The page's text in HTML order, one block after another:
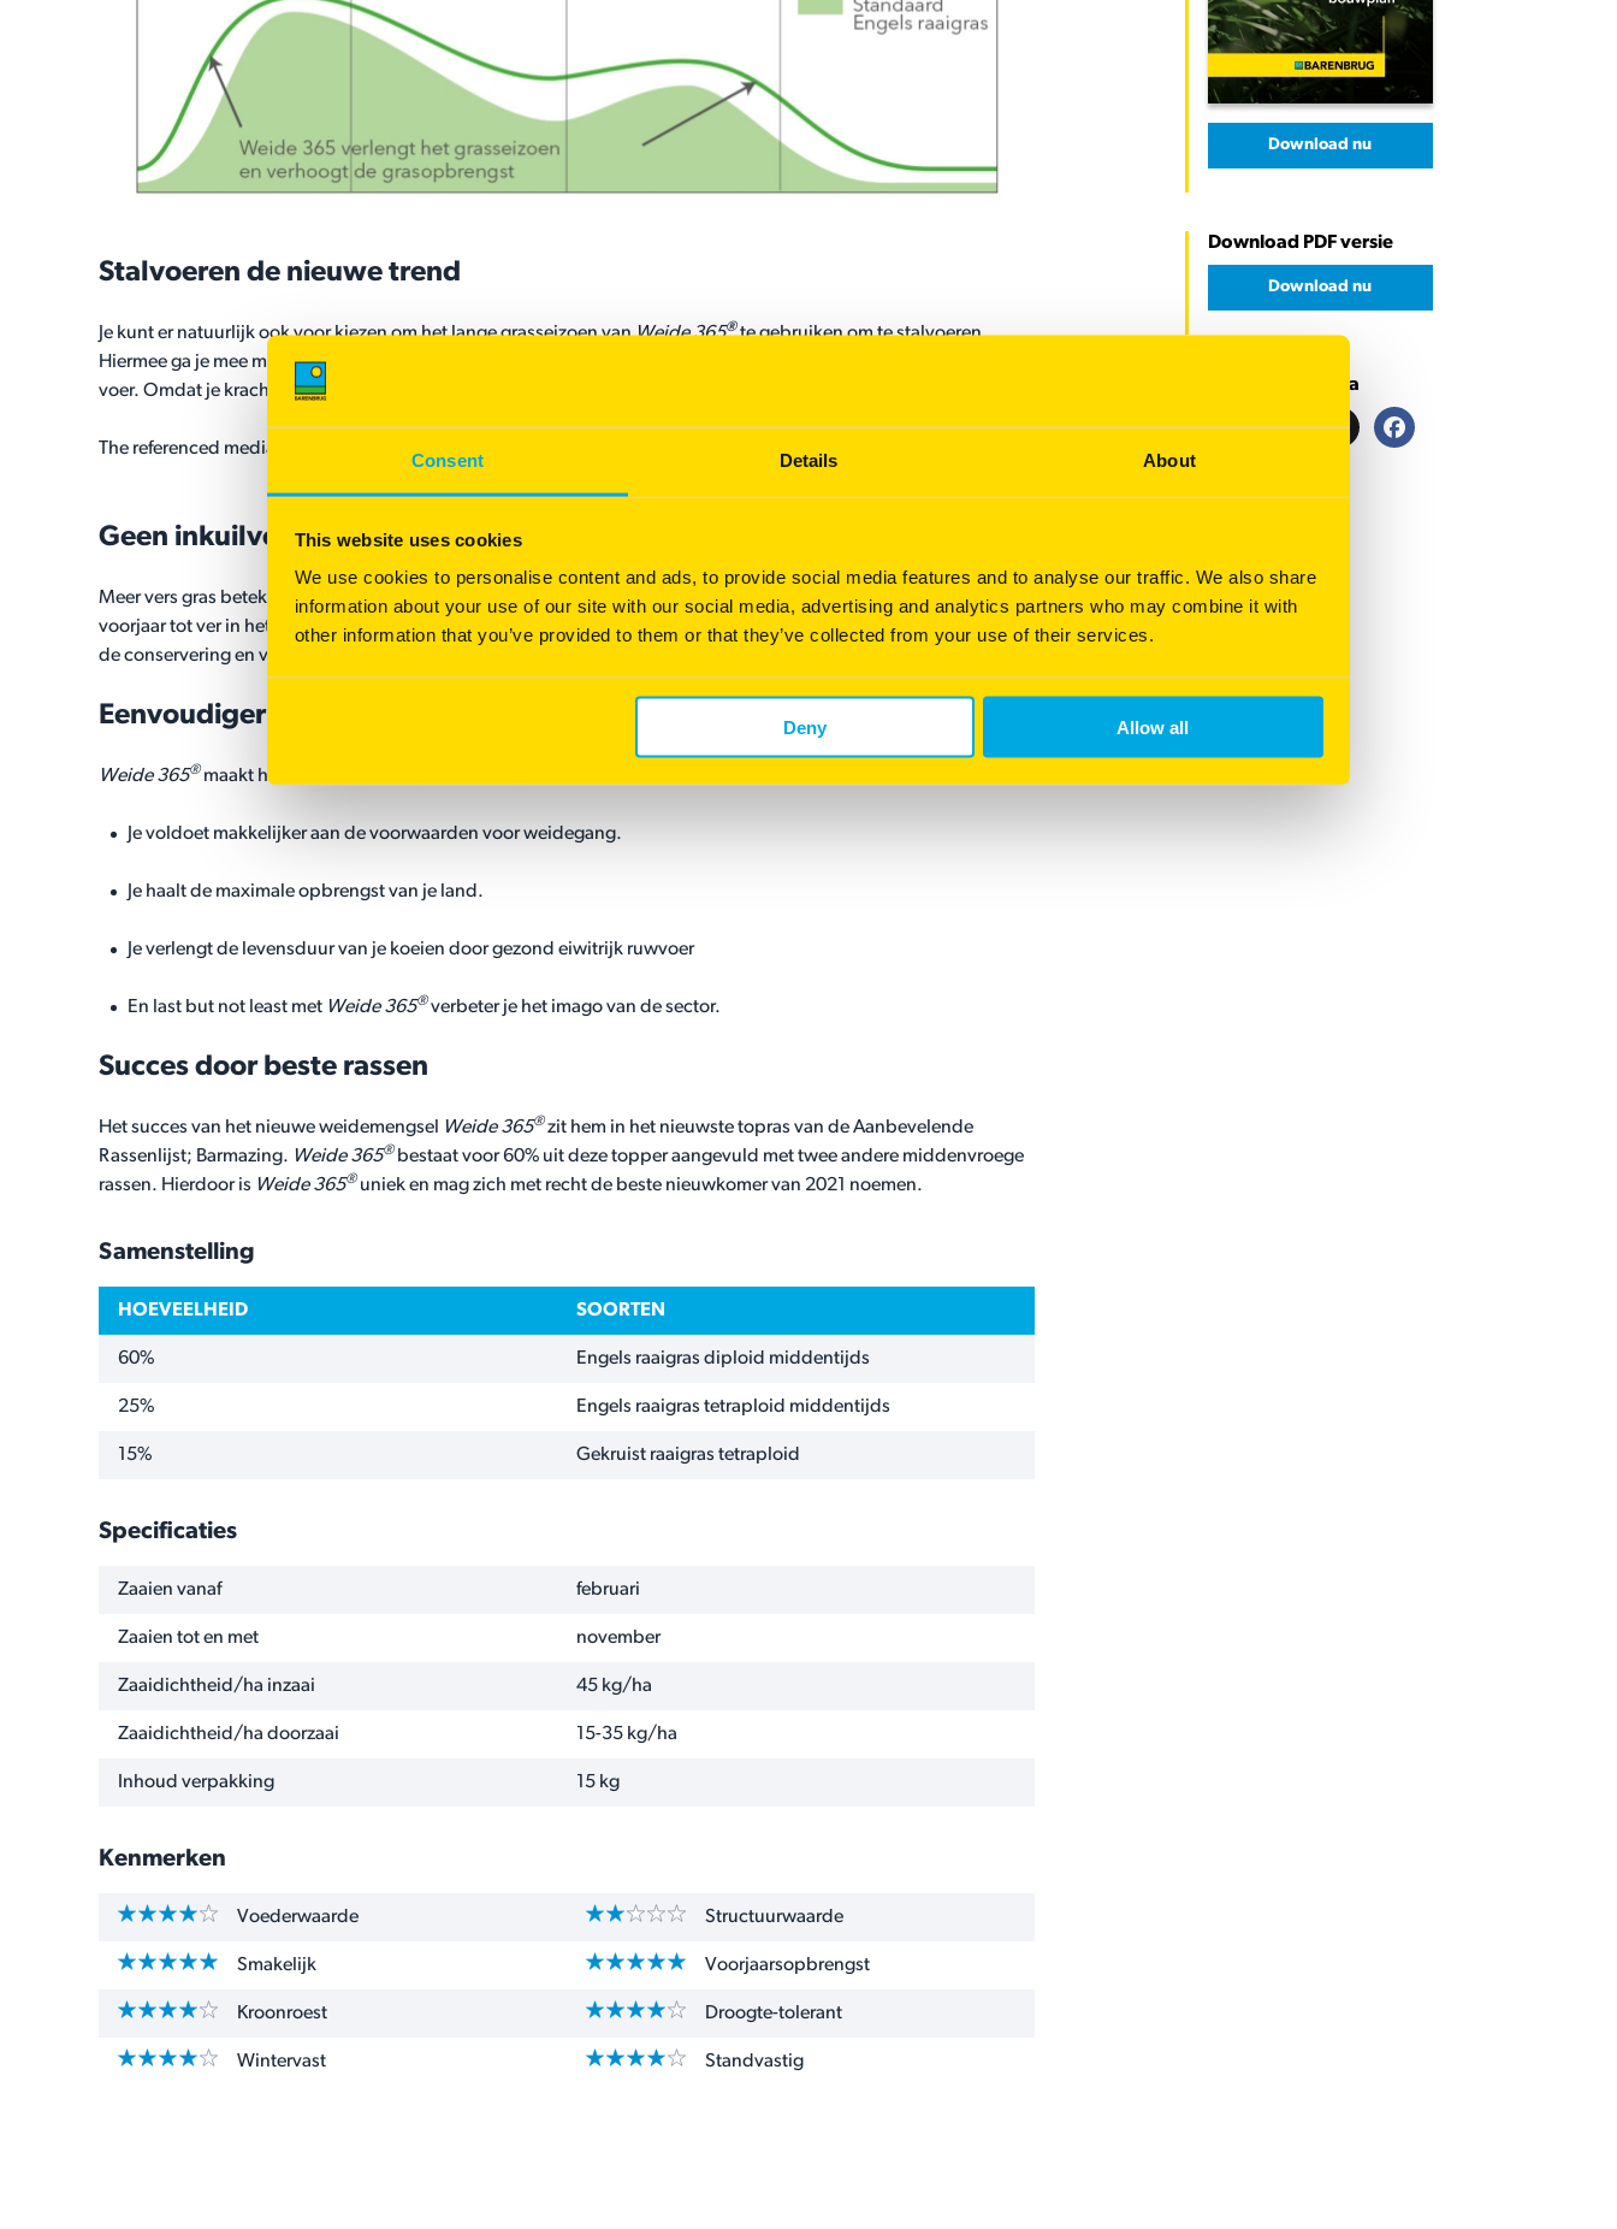
Consent Details About
This website uses cookies
We use cookies to personalise content and ads, to provide social media features and to analyse our traffic. We also share
information about your use of our site with our social media, advertising and analytics partners who may combine it with
other information that you’ve provided to them or that they’ve collected from your use of their services.
Deny Allow all
Stalvoeren de nieuwe trend
Je kunt er natuurlijk ook voor kiezen om het lange grasseizoen vanWeide 365® te gebruiken om te stalvoeren.
Hiermee ga je mee met de nieuwe trend om eiwit van eigen land beter te benutten en dus meer te melken van eigen
voer. Omdat je krachtvoeraankopen dalen is dit financieel erg aantrekkelijk.
The referenced media source is missing and needs to be re-embedded.
Geen inkuilverliezen en inkuilkosten
Meer vers gras betekent automatisch dat je minder graskuil nodig hebt. Je beschikt immers van vroeg in het
voorjaar tot ver in het najaar van smakelijk vers gras. Hiermee voorkom je voederwaarde verlies dat optreed tijdens
de conservering en verlies door broei en schimmels. Bovendien bespaar je ook op loonwerkkosten.
Eenvoudiger boeren
Weide 365®maakt het boeren een stukje eenvoudiger.
Je voldoet makkelijker aan de voorwaarden voor weidegang.
Je haalt de maximale opbrengst van je land.
Je verlengt de levensduur van je koeien door gezond eiwitrijk ruwvoer
En last but not least met Weide 365® verbeter je het imago van de sector.
Succes door beste rassen
Het succes van het nieuwe weidemengsel Weide 365® zit hem in het nieuwste topras van de Aanbevelende
Rassenlijst; Barmazing. Weide 365® bestaat voor 60% uit deze topper aangevuld met twee andere middenvroege
rassen. Hierdoor is Weide 365® uniek en mag zich met recht de beste nieuwkomer van 2021 noemen.
Samenstelling
HOEVEELHEID SOORTEN
60% Engels raaigras diploid middentijds
25% Engels raaigras tetraploid middentijds
15% Gekruist raaigras tetraploid
Specificaties
NAAM WAARDE
Zaaien vanaf februari
Zaaien tot en met november
Zaaidichtheid/ha inzaai 45 kg/ha
Zaaidichtheid/ha doorzaai 15-35 kg/ha
Inhoud verpakking 15 kg
Kenmerken
Voederwaarde Structuurwaarde
Smakelijk Voorjaarsopbrengst
Kroonroest Droogte-tolerant
Wintervast Standvastig
Download nu
Download PDF versie
Download nu
Deel deze pagina
Email LinkedIn
X Facebook